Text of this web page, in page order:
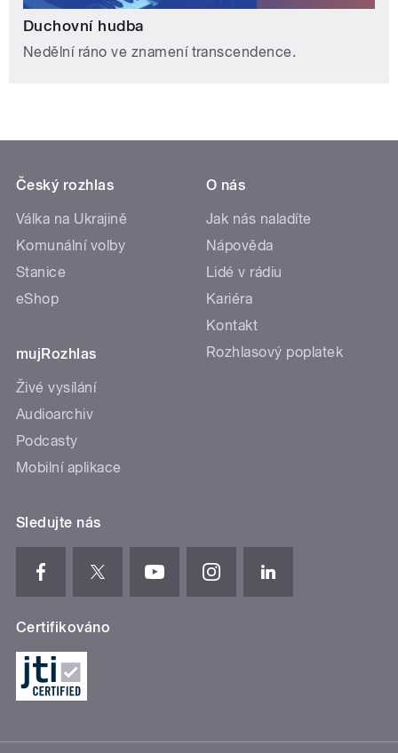
Duchovní hudba
Nedělní ráno ve znamení transcendence.
Český rozhlas
Válka na Ukrajině
Komunální volby
Stanice
eShop
mujRozhlas
Živé vysílání
Audioarchiv
Podcasty
Mobilní aplikace
O nás
Jak nás naladíte
Nápověda
Lidé v rádiu
Kariéra
Kontakt
Rozhlasový poplatek
Sledujte nás
Certifikováno